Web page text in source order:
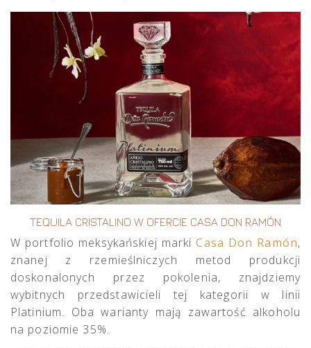
TEQUILA CRISTALINO W OFERCIE CASA DON RAMÓN
W portfolio meksykańskiej markiCasa Don Ramón,
znanej z rzemieślniczych metod produkcji
doskonalonych przez pokolenia, znajdziemy
wybitnych przedstawicieli tej kategorii w linii
Platinium. Oba warianty mają zawartość alkoholu
na poziomie 35%.